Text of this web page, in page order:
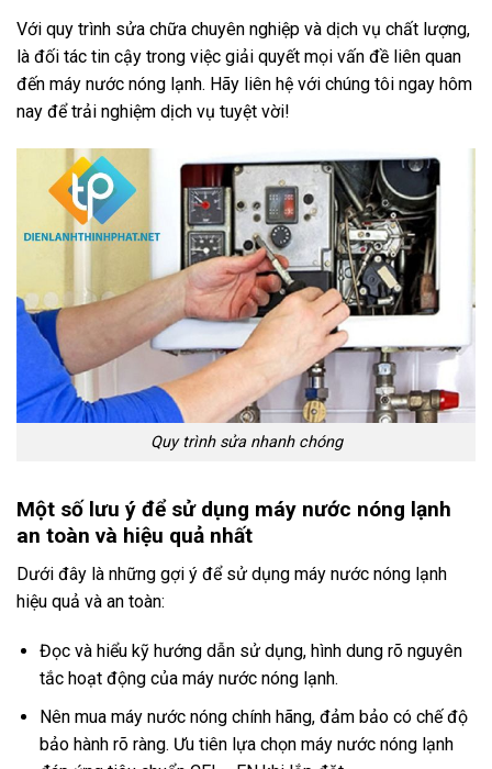
Với quy trình sửa chữa chuyên nghiệp và dịch vụ chất lượng,
là đối tác tin cậy trong việc giải quyết mọi vấn đề liên quan
đến máy nước nóng lạnh. Hãy liên hệ với chúng tôi ngay hôm
nay để trải nghiệm dịch vụ tuyệt vời!
Quy trình sửa nhanh chóng
Một số lưu ý để sử dụng máy nước nóng lạnh
an toàn và hiệu quả nhất
Dưới đây là những gợi ý để sử dụng máy nước nóng lạnh
hiệu quả và an toàn:
Đọc và hiểu kỹ hướng dẫn sử dụng, hình dung rõ nguyên
tắc hoạt động của máy nước nóng lạnh.
Nên mua máy nước nóng chính hãng, đảm bảo có chế độ
bảo hành rõ ràng. Ưu tiên lựa chọn máy nước nóng lạnh